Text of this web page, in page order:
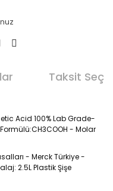
Taksit
Acid 100% Lab Grade-
- Molar
- Merck Türkiye -
2.5L Plastik Şişe